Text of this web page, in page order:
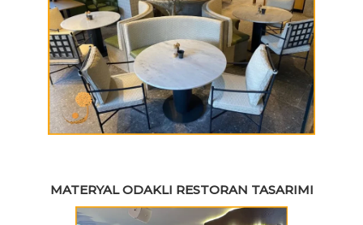
MATERYAL ODAKLI RESTORAN TASARIMI